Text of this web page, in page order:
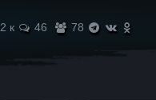
2 к 46 78